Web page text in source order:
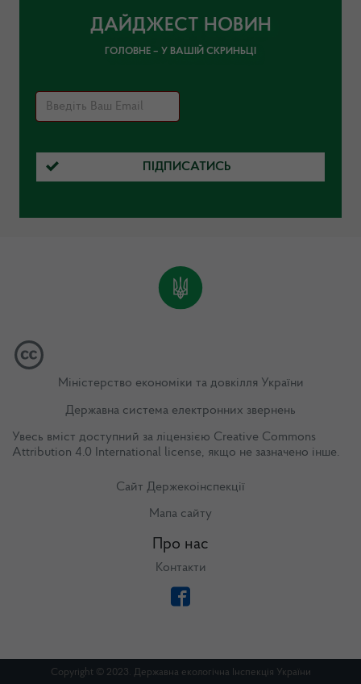
ДАЙДЖЕСТ НОВИН
ГОЛОВНЕ – У ВАШІЙ СКРИНЬЦІ
ПІДПИСАТИСЬ
Міністерство економіки та довкілля України
Державна система електронних звернень
Увесь вміст доступний за ліцензією Creative Commons
Attribution 4.0 International license, якщо не зазначено інше.
Сайт Держекоінспекції
Мапа сайту
Про нас
Контакти
Copyright © 2023. Державна екологічна Інспекція України